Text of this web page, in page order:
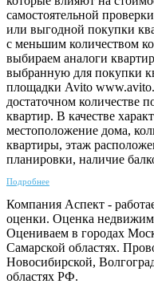
самостоятельной
или выгодной покупки
с меньшим количеством
выбираем аналоги
выбранную для покупки
площадки Avito
достаточном количестве
квартир. В качестве
местоположение дома,
квартиры, этаж
планировки, наличие
Подробнее
Компания Аспект -
оценки. Оценка
Оцениваем в городах
Самарской областях.
Новосибирской,
областях РФ.